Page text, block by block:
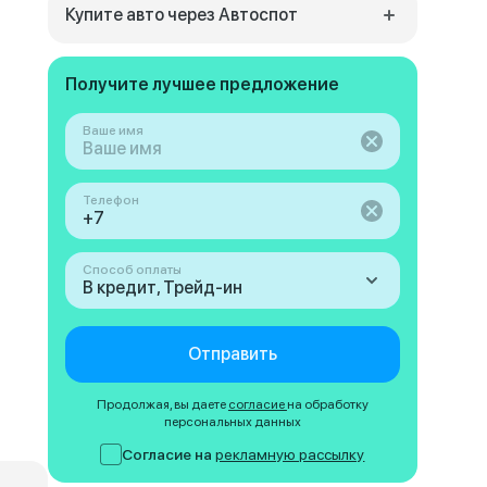
Купите авто через Автоспот
Получите лучшее предложение
Ваше имя
Телефон
Способ оплаты
В кредит, Трейд-ин
Отправить
Продолжая, вы даете согласие на обработку
персональных данных
Согласие нарекламную рассылку